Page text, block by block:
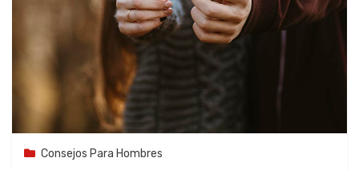
7 de agosto de 2023
Consejos Para Hombres